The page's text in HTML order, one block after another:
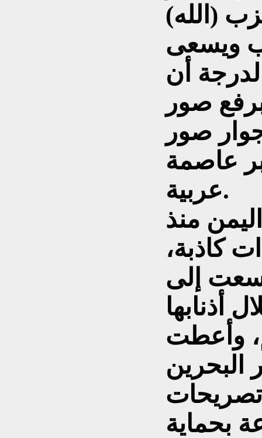
(الله)
ويسعى
أن
صور
صور
عاصمة
عربية.
منذ
كاذبة،
إلى
أذنابها
وأعطت
البحرين
بحماية